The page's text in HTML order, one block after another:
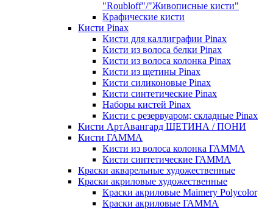
"Roubloff"/"Живописные кисти"
Крафические кисти
Кисти Pinax
Кисти для каллиграфии Pinax
Кисти из волоса белки Pinax
Кисти из волоса колонка Pinax
Кисти из щетины Pinax
Кисти силиконовые Pinax
Кисти синтетические Pinax
Наборы кистей Pinax
Кисти с резервуаром; складные Pinax
Кисти АртАвангард ЩЕТИНА / ПОНИ
Кисти ГАММА
Кисти из волоса колонка ГАММА
Кисти синтетические ГАММА
Краски акварельные художественные
Краски акриловые художественные
Краски акриловые Maimery Polycolor
Краски акриловые ГАММА